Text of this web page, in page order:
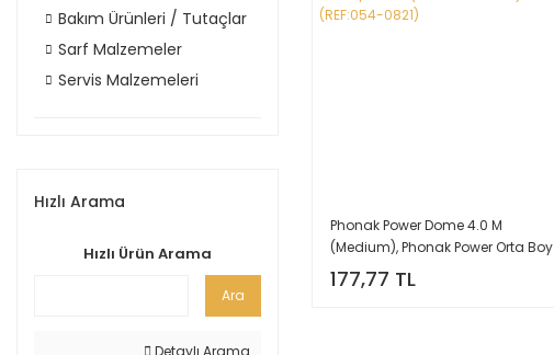
Bakım Ürünleri / Tutaçlar
Sarf Malzemeler
Servis Malzemeleri
Hızlı Arama
Hızlı Ürün Arama
Ara
Detaylı Arama
Phonak Power Dome 4.0 M
(Medium), Phonak Power Orta Boy
Dome/Kubbe (1 Paket=10 Adet)
(REF:054-0821)
177,77 TL